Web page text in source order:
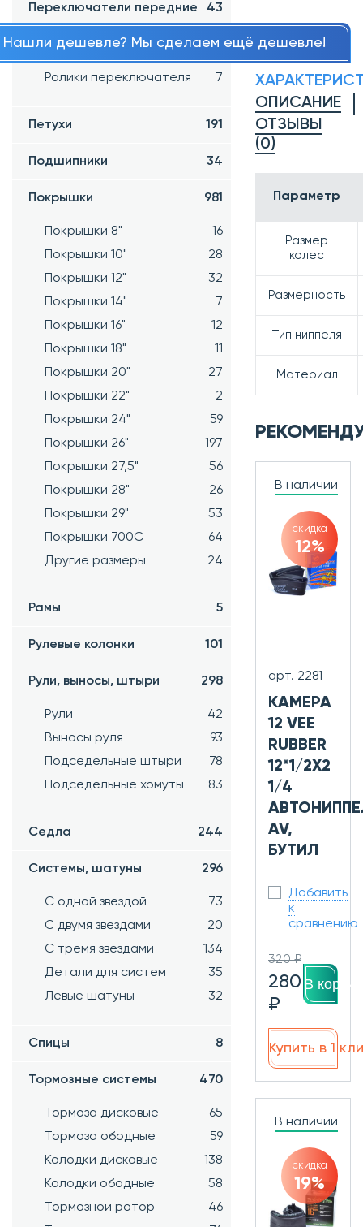
Переключатели передние 43
Переключатели задние 65
Ролики переключателя 7
Петухи 191
Подшипники 34
Покрышки 981
Покрышки 8"
16
Покрышки 10"
28
Покрышки 12"
32
Покрышки 14"
7
Покрышки 16"
12
Покрышки 18"
11
Покрышки 20"
27
Покрышки 22"
2
Покрышки 24"
59
Покрышки 26"
197
Покрышки 27,5"
56
Покрышки 28"
26
Покрышки 29"
53
Покрышки 700C
64
Другие размеры
24
Рамы 5
Рулевые колонки 101
Рули, выносы, штыри 298
Рули
42
Выносы руля
93
Подседельные штыри
78
Подседельные хомуты
83
Седла 244
Системы, шатуны 296
С одной звездой
73
С двумя звездами
20
С тремя звездами
134
Детали для систем
35
Левые шатуны
32
Спицы 8
Тормозные системы 470
Тормоза дисковые
65
Тормоза ободные
59
Колодки дисковые
138
Колодки ободные
58
Тормозной ротор
46
Нашли дешевле? Мы сделаем ещё дешевле!
ОПИСАНИЕ
ОТЗЫВЫ
(0)
Параметр
Размер
колес
Размерность
Тип ниппеля
Материал
В наличии
скидка
12%
арт. 2281
КАМЕРА
12 VEE
RUBBER
12*1/2X2
1/4
AV,
БУТИЛ
Добавить
к
сравнению
320 ₽
280
₽
В
Купить в 1
В наличии
скидка
19%